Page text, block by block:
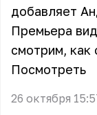
добавляет
Премьера
смотрим, как
Посмотреть
26 октября